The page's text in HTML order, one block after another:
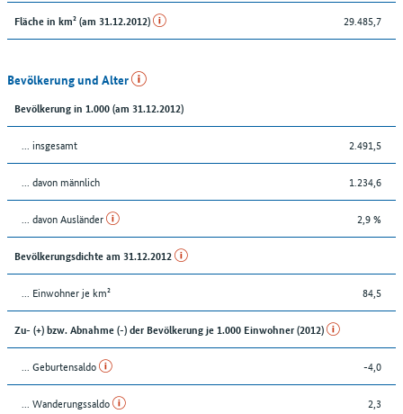
Fläche in km² (am 31.12.2012) 29.485,7
Bevölkerung und Alter
Bevölkerung in 1.000 (am 31.12.2012)
... insgesamt 2.491,5
... davon männlich 1.234,6
... davon Ausländer 2,9 %
Bevölkerungsdichte am 31.12.2012
... Einwohner je km² 84,5
Zu- (+) bzw. Abnahme (-) der Bevölkerung je 1.000 Einwohner (2012)
... Geburtensaldo -4,0
... Wanderungssaldo 2,3